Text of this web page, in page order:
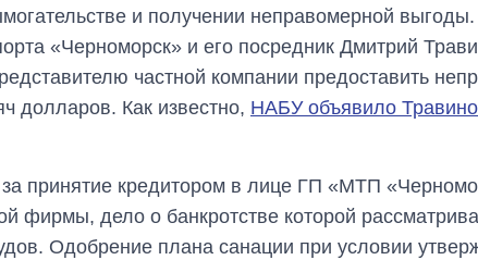
и получении неправомерной
«Черноморск» и его посредник Дмитрий
частной компании предоставить
долларов. Как известно, НАБУ объявило
принятие кредитором в лице ГП «МТП
фирмы, дело о банкротстве которой
Одобрение плана санации при условии